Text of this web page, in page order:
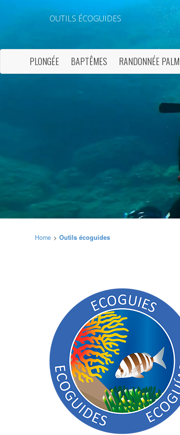
OUTILS ÉCOGUIDES
PLONGÉE BAPTÊMES RANDONNÉE
Home Outils écoguides